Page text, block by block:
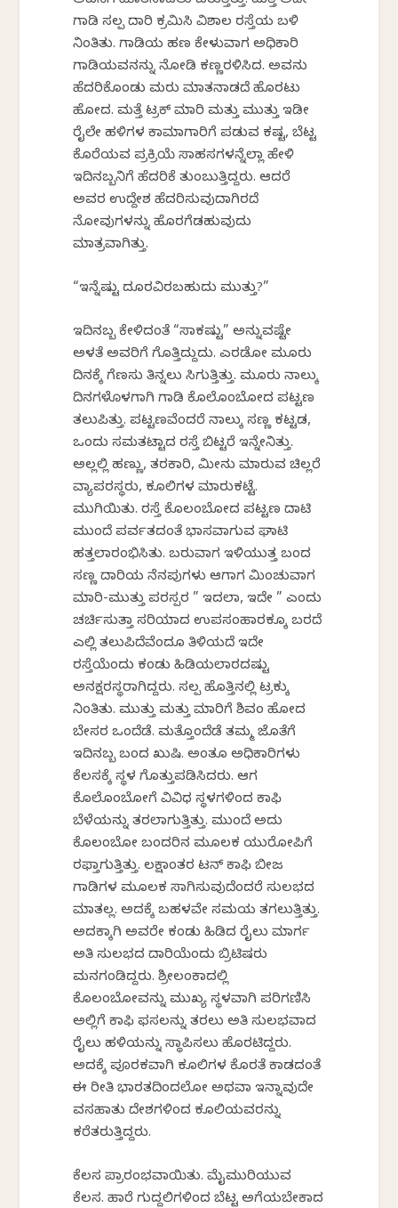
ಗಾಡಿ ಸ್ವಲ್ಪ ದಾರಿ ಕ್ರಮಿಸಿ ವಿಶಾಲ ರಸ್ತೆಯ ಬಳಿ
ನಿಂತಿತು. ಗಾಡಿಯ ಹಣ ಕೇಳುವಾಗ ಅಧಿಕಾರಿ
ಗಾಡಿಯವನನ್ನು ನೋಡಿ ಕಣ್ಣರಳಿಸಿದ. ಅವನು
ಹೆದರಿಕೊಂಡು ಮರು ಮಾತನಾಡದೆ ಹೊರಟು
ಹೋದ. ಮತ್ತೆ ಟ್ರಕ್ ಮಾರಿ ಮತ್ತು ಮುತ್ತು ಇಡೀ
ರೈಲ್ವೇ ಹಳಿಗಳ ಕಾಮಾಗಾರಿಗೆ ಪಡುವ ಕಷ್ಟ, ಬೆಟ್ಟ
ಕೊರೆಯವ ಪ್ರಕ್ರಿಯೆ ಸಾಹಸಗಳನ್ನೆಲ್ಲಾ ಹೇಳಿ
ಇದಿನಬ್ಬನಿಗೆ ಹೆದರಿಕೆ ತುಂಬುತ್ತಿದ್ದರು. ಆದರೆ
ಅವರ ಉದ್ದೇಶ ಹೆದರಿಸುವುದಾಗಿರದೆ
ನೋವುಗಳನ್ನು ಹೊರಗೆಡಹುವುದು
ಮಾತ್ರವಾಗಿತ್ತು.
“ಇನ್ನೆಷ್ಟು ದೂರವಿರಬಹುದು ಮುತ್ತು?”
ಇದಿನಬ್ಬ ಕೇಳಿದಂತೆ “ಸಾಕಷ್ಟು” ಅನ್ನುವಷ್ಟೇ
ಅಳತೆ ಅವರಿಗೆ ಗೊತ್ತಿದ್ದುದು. ಎರಡೋ ಮೂರು
ದಿನಕ್ಕೆ ಗೆಣಸು ತಿನ್ನಲು ಸಿಗುತ್ತಿತ್ತು. ಮೂರು ನಾಲ್ಕು
ದಿನಗಳೊಳಗಾಗಿ ಗಾಡಿ ಕೊಲೊಂಬೋದ ಪಟ್ಟಣ
ತಲುಪಿತ್ತು. ಪಟ್ಟಣವೆಂದರೆ ನಾಲ್ಕು ಸಣ್ಣ ಕಟ್ಟಡ,
ಒಂದು ಸಮತಟ್ಟಾದ ರಸ್ತೆ ಬಿಟ್ಟರೆ ಇನ್ನೇನಿತ್ತು.
ಅಲ್ಲಲ್ಲಿ ಹಣ್ಣು, ತರಕಾರಿ, ಮೀನು ಮಾರುವ ಚಿಲ್ಲರೆ
ವ್ಯಾಪರಸ್ಥರು, ಕೂಲಿಗಳ ಮಾರುಕಟ್ಟೆ.
ಮುಗಿಯಿತು. ರಸ್ತೆ ಕೊಲಂಬೋದ ಪಟ್ಟಣ ದಾಟಿ
ಮುಂದೆ ಪರ್ವತದಂತೆ ಭಾಸವಾಗುವ ಘಾಟಿ
ಹತ್ತಲಾರಂಭಿಸಿತು. ಬರುವಾಗ ಇಳಿಯುತ್ತ ಬಂದ
ಸಣ್ಣ ದಾರಿಯ ನೆನಪುಗಳು ಆಗಾಗ ಮಿಂಚುವಾಗ
ಮಾರಿ-ಮುತ್ತು ಪರಸ್ಪರ ” ಇದಲ್ವಾ, ಇದೇ ” ಎಂದು
ಚರ್ಚಿಸುತ್ತಾ ಸರಿಯಾದ ಉಪಸಂಹಾರಕ್ಕೂ ಬರದೆ
ಎಲ್ಲಿ ತಲುಪಿದೆವೆಂದೂ ತಿಳಿಯದೆ ಇದೇ
ರಸ್ತೆಯೆಂದು‌ ಕಂಡು ಹಿಡಿಯಲಾರದಷ್ಟು
ಅನಕ್ಷರಸ್ಥರಾಗಿದ್ದರು. ಸ್ವಲ್ಪ ಹೊತ್ತಿನಲ್ಲಿ ಟ್ರಕ್ಕು
ನಿಂತಿತು. ಮುತ್ತು ಮತ್ತು ಮಾರಿಗೆ ಶಿವಂ ಹೋದ
ಬೇಸರ ಒಂದೆಡೆ. ಮತ್ತೊಂದೆಡೆ ತಮ್ಮ ಜೊತೆಗೆ
ಇದಿನಬ್ಬ ಬಂದ ಖುಷಿ. ಅಂತೂ ಅಧಿಕಾರಿಗಳು‌
ಕೆಲಸಕ್ಕೆ ಸ್ಥಳ ಗೊತ್ತುಪಡಿಸಿದರು. ಆಗ
ಕೊಲೊಂಬೋಗೆ‌ ವಿವಿಧ ಸ್ಥಳಗಳಿಂದ ಕಾಫಿ
ಬೆಳೆಯನ್ನು ತರಲಾಗುತ್ತಿತ್ತು. ಮುಂದೆ ಅದು
ಕೊಲಂಬೋ ಬಂದರಿನ ಮೂಲಕ ಯುರೋಪಿಗೆ
ರಫ್ತಾಗುತ್ತಿತ್ತು. ಲಕ್ಷಾಂತರ ಟನ್ ಕಾಫಿ ಬೀಜ
ಗಾಡಿಗಳ ಮೂಲಕ ಸಾಗಿಸುವುದೆಂದರೆ ಸುಲಭದ
ಮಾತಲ್ಲ. ಅದಕ್ಕೆ ಬಹಳವೇ ಸಮಯ ತಗಲುತ್ತಿತ್ತು.
ಅದಕ್ಕಾಗಿ ಅವರೇ ಕಂಡು ಹಿಡಿದ ರೈಲು ಮಾರ್ಗ
ಅತಿ ಸುಲಭದ ದಾರಿಯೆಂದು ಬ್ರಿಟಿಷರು
ಮನಗಂಡಿದ್ದರು. ಶ್ರೀಲಂಕಾದಲ್ಲಿ
ಕೊಲಂಬೋವನ್ನು‌ ಮುಖ್ಯ ಸ್ಥಳವಾಗಿ ಪರಿಗಣಿಸಿ
ಅಲ್ಲಿಗೆ ಕಾಫಿ ಫಸಲನ್ನು ತರಲು ಅತಿ ಸುಲಭವಾದ
ರೈಲು ಹಳಿಯನ್ನು ಸ್ಥಾಪಿಸಲು ಹೊರಟಿದ್ದರು.
ಅದಕ್ಕೆ ಪೂರಕವಾಗಿ ಕೂಲಿಗಳ ಕೊರತೆ ಕಾಡದಂತೆ
ಈ ರೀತಿ ಭಾರತದಿಂದಲೋ ಅಥವಾ ಇನ್ನಾವುದೇ
ವಸಹಾತು ದೇಶಗಳಿಂದ ಕೂಲಿಯವರನ್ನು
ಕರೆತರುತ್ತಿದ್ದರು.
ಕೆಲಸ ಪ್ರಾರಂಭವಾಯಿತು. ಮೈಮುರಿಯುವ
ಕೆಲಸ. ಹಾರೆ ಗುದ್ದಲಿಗಳಿಂದ ಬೆಟ್ಟ ಅಗೆಯಬೇಕಾದ